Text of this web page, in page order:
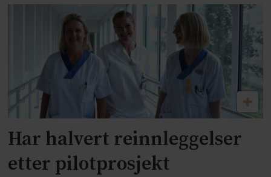
Har halvert reinnleggelser
etter pilotprosjekt